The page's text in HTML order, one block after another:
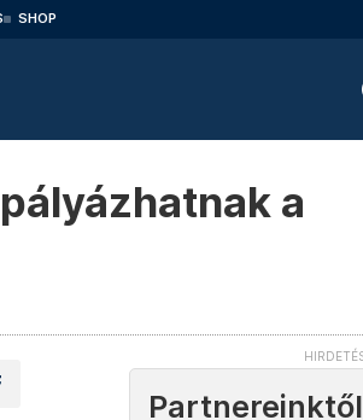
SHOP
a
Partnereinktől